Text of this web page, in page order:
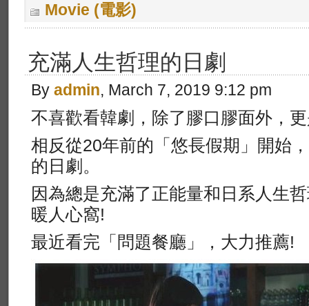
Movie (電影)
充滿人生哲理的日劇
By admin, March 7, 2019 9:12 pm
不喜歡看韓劇，除了膠口膠面外，
相反從20年前的「悠長假期」開始
的日劇。
因為總是充滿了正能量和日系人生
暖人心窩!
最近看完「問題餐廳」，大力推薦!